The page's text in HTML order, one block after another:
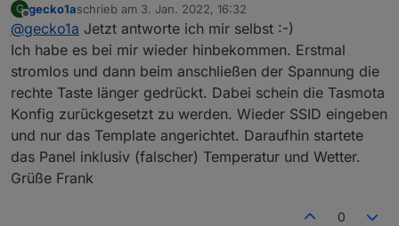
"autoexec.be" müssten stimmen und das Template
habe ich von Blakadder übernommen.
Kann mir jemand weiterhelfen?
und ich bekomme Wetter/ Uhrzeit und auch Widgets
angezeigt, bei meinem Zweiten nicht. ich meine alles
gleich gemacht zu haben ...
Hat jemand die original Firmware noch? Ich habe
diese leider nicht gesichert und wollte nochmal an
den Anfang zurück.
Oder konntest Du das Problem lösen.
Gruß Frank
G
Offline
gecko1aschrieb am 3. Jan. 2022, 16:32
zuletzt editiert von
@gecko1a Jetzt antworte ich mir selbst :-)
Ich habe es bei mir wieder hinbekommen. Erstmal
stromlos und dann beim anschließen der Spannung die
rechte Taste länger gedrückt. Dabei schein die Tasmota
Konfig zurückgesetzt zu werden. Wieder SSID eingeben
und nur das Template angerichtet. Daraufhin startete
das Panel inklusiv (falscher) Temperatur und Wetter.
Grüße Frank
0